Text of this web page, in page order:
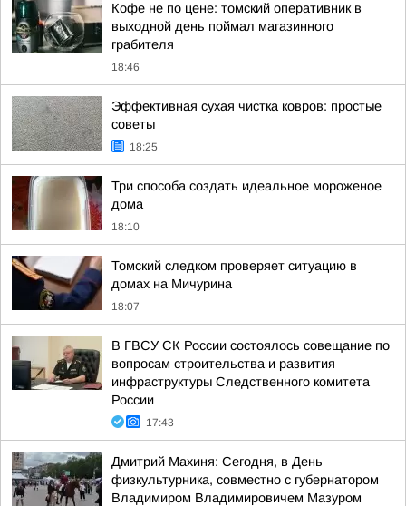
Кофе не по цене: томский оперативник в
выходной день поймал магазинного
грабителя
18:46
Эффективная сухая чистка ковров: простые
советы
18:25
Три способа создать идеальное мороженое
дома
18:10
Томский следком проверяет ситуацию в
домах на Мичурина
18:07
В ГВСУ СК России состоялось совещание по
вопросам строительства и развития
инфраструктуры Следственного комитета
России
17:43
Дмитрий Махиня: Сегодня, в День
физкультурника, совместно с губернатором
Владимиром Владимировичем Мазуром